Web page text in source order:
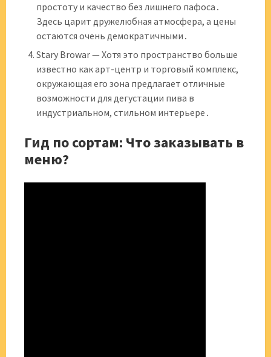
простоту и качество без лишнего пафоса․
Здесь царит дружелюбная атмосфера, а цены
остаются очень демократичными․
Stary Browar — Хотя это пространство больше
известно как арт-центр и торговый комплекс,
окружающая его зона предлагает отличные
возможности для дегустации пива в
индустриальном, стильном интерьере․
Гид по сортам: Что заказывать в
меню?